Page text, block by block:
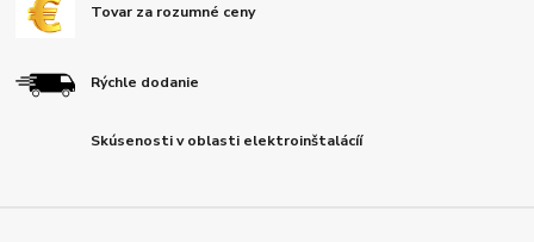
Tovar za rozumné ceny
Rýchle dodanie
Skúsenosti v oblasti elektroinštalácíí